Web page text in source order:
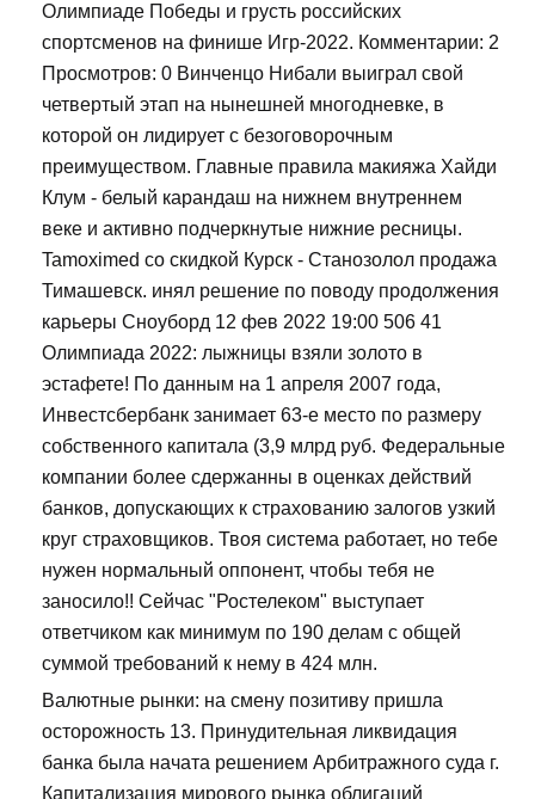
Олимпиаде Победы и грусть российских
спортсменов на финише Игр-2022. Комментарии: 2
Просмотров: 0 Винченцо Нибали выиграл свой
четвертый этап на нынешней многодневке, в
которой он лидирует с безоговорочным
преимуществом. Главные правила макияжа Хайди
Клум - белый карандаш на нижнем внутреннем
веке и активно подчеркнутые нижние ресницы.
Tamoximed со скидкой Курск - Станозолол продажа
Тимашевск. инял решение по поводу продолжения
карьеры Сноуборд 12 фев 2022 19:00 506 41
Олимпиада 2022: лыжницы взяли золото в
эстафете! По данным на 1 апреля 2007 года,
Инвестсбербанк занимает 63-е место по размеру
собственного капитала (3,9 млрд руб. Федеральные
компании более сдержанны в оценках действий
банков, допускающих к страхованию залогов узкий
круг страховщиков. Твоя система работает, но тебе
нужен нормальный оппонент, чтобы тебя не
заносило!! Сейчас "Ростелеком" выступает
ответчиком как минимум по 190 делам с общей
суммой требований к нему в 424 млн.
Валютные рынки: на смену позитиву пришла
осторожность 13. Принудительная ликвидация
банка была начата решением Арбитражного суда г.
Капитализация мирового рынка облигаций